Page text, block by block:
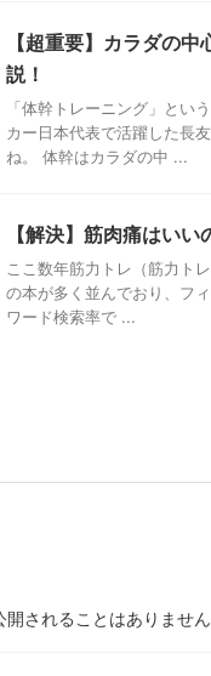
【超重要】カラダの
説！
「体幹トレーニング」とい
カー日本代表で活躍した長
ね。 体幹はカラダの中 ...
【解決】筋肉痛はい
ここ数年筋力トレ（筋力ト
の本が多く並んでおり、フ
ワード検索率で ...
されることはありません